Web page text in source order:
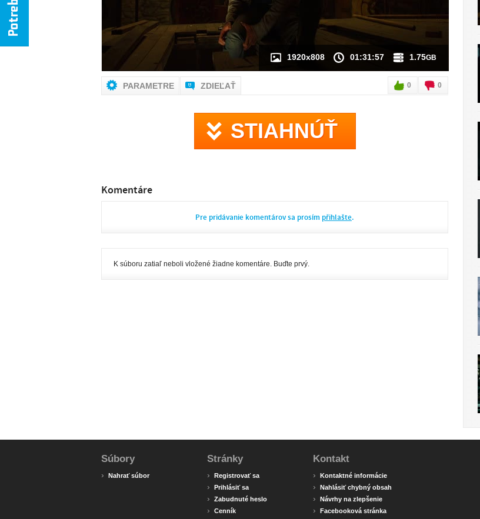
1920x808 01:31:57 1.75GB
PARAMETRE ZDIEĽAŤ 0 0
STIAHNÚŤ
Komentáre
Pre pridávanie komentárov sa prosím přihlašte.
K súboru zatiaľ neboli vložené žiadne komentáre. Buďte prvý.
Súbory
› Nahrať súbor
Stránky
› Registrovať sa
› Prihlásiť sa
› Zabudnuté heslo
› Cenník
Kontakt
› Kontaktné informácie
› Nahlásiť chybný obsah
› Návrhy na zlepšenie
› Facebooková stránka